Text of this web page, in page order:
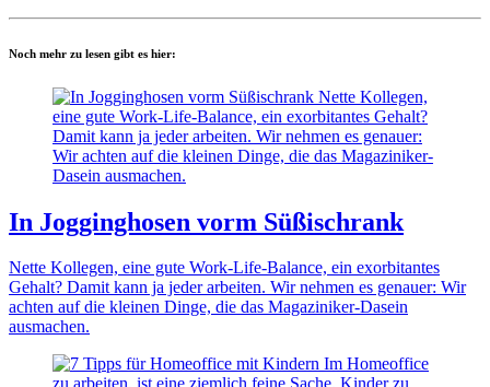
Noch mehr zu lesen gibt es hier:
In Jogginghosen vorm Süßischrank
Nette Kollegen, eine gute Work-Life-Balance, ein exorbitantes
Gehalt? Damit kann ja jeder arbeiten. Wir nehmen es genauer: Wir
achten auf die kleinen Dinge, die das Magaziniker-Dasein
ausmachen.